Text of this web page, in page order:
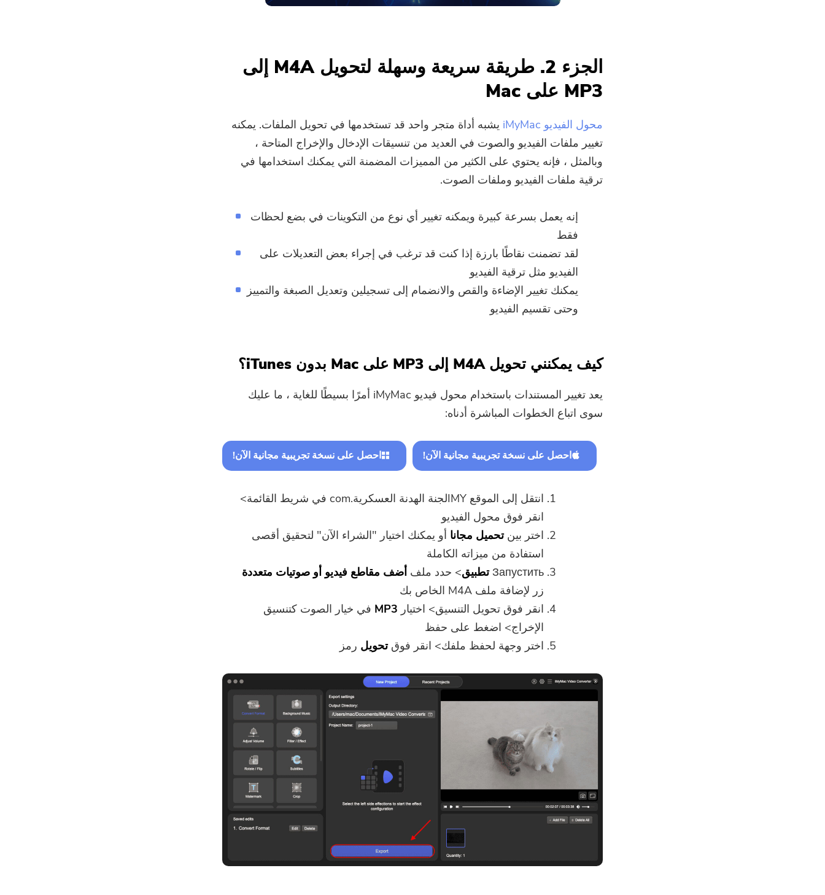
الجزء 2. طريقة سريعة وسهلة لتحويل M4A إلى
MP3 على Mac
محول الفيديو iMyMac
يشبه أداة متجر واحد قد تستخدمها في تحويل الملفات. يمكنه
تغيير ملفات الفيديو والصوت في العديد من تنسيقات الإدخال والإخراج المتاحة ،
وبالمثل ، فإنه يحتوي على الكثير من المميزات المضمنة التي يمكنك استخدامها في
ترقية ملفات الفيديو وملفات الصوت.
إنه يعمل بسرعة كبيرة ويمكنه تغيير أي نوع من التكوينات في بضع لحظات
فقط
لقد تضمنت نقاطًا بارزة إذا كنت قد ترغب في إجراء بعض التعديلات على
الفيديو مثل ترقية الفيديو
يمكنك تغيير الإضاءة والقص والانضمام إلى تسجيلين وتعديل الصبغة والتمييز
وحتى تقسيم الفيديو
كيف يمكنني تحويل M4A إلى MP3 على Mac بدون iTunes؟
يعد تغيير المستندات باستخدام محول فيديو iMyMac أمرًا بسيطًا للغاية ، ما عليك
سوى اتباع الخطوات المباشرة أدناه:
احصل على نسخة تجريبية مجانية الآن! احصل على نسخة تجريبية مجانية الآن!
انتقل إلى الموقع IMYلجنة الهدنة العسكرية.com
في شريط القائمة>
انقر فوق محول الفيديو
اختر بينتحميل مجانا أو يمكنك اختيار "الشراء الآن" لتحقيق أقصى
استفادة من ميزاته الكاملة
Запустить تطبيق> حدد ملف أضف مقاطع فيديو أو صوتيات متعددة
زر لإضافة ملف M4A الخاص بك
انقر فوق تحويل التنسيق> اختيار MP3 في خيار الصوت كتنسيق
الإخراج> اضغط على حفظ
اختر وجهة لحفظ ملفك> انقر فوقتحويل رمز
اشترك في أفضل عروضنا وأخبارنا
الرجاء إدخال عنوان بريد إلكتروني صالح.